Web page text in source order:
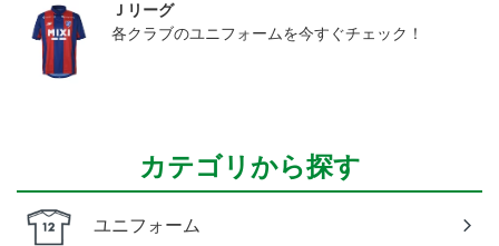
Ｊリーグ
各クラブのユニフォームを今すぐチェック！
カテゴリから探す
ユニフォーム